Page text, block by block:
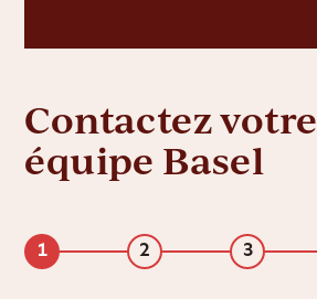
Contactez votre
équipe Basel
1 2 3